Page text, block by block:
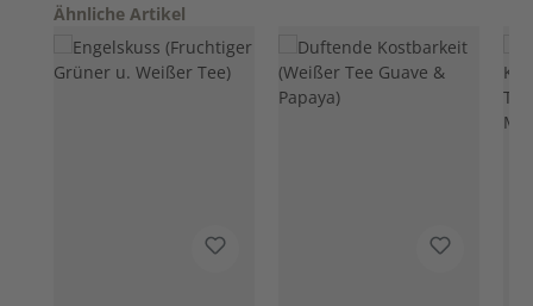
Produktgalerie überspringen
Ähnliche Artikel